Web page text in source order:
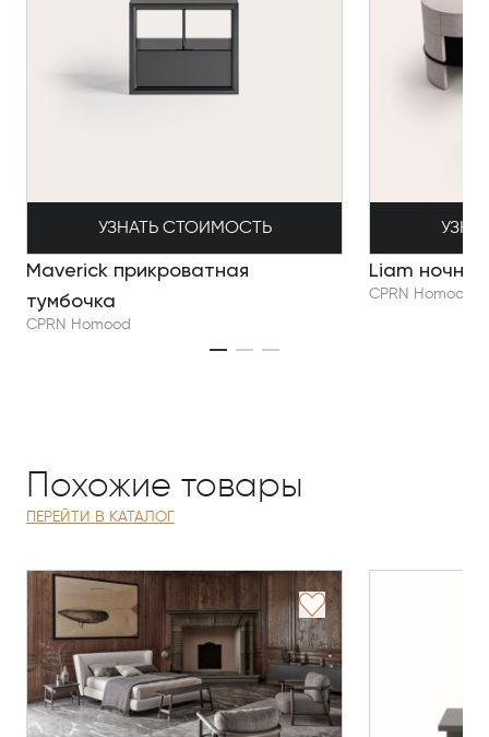
УЗНАТЬ СТОИМОСТЬ
Maverick прикроватная
тумбочка
CPRN Homood
Liam
CPRN Homood
Похожие товары
ПЕРЕЙТИ В КАТАЛОГ